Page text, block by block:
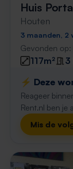
Huis
Houten
3 maanden, 2
Gevonden op:
117m²
3
⚡️ Deze
Reageer
Rent.nl ben je
Mis de